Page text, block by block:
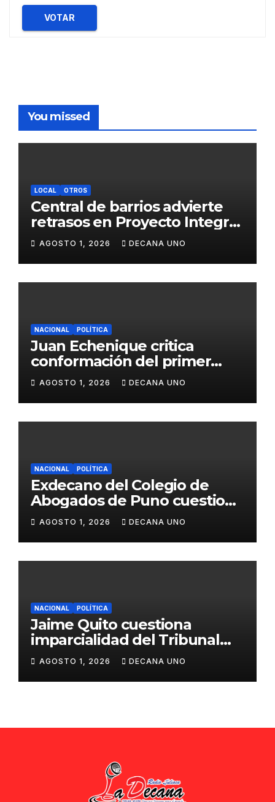
VOTAR
You missed
LOCAL OTROS
Central de barrios advierte
retrasos en Proyecto Integral
de Agua y Alcantarillado para
Juliaca
AGOSTO 1, 2026 DECANA UNO
NACIONAL POLÍTICA
Juan Echenique critica
conformación del primer
gabinete ministerial de Keiko
Fujimori
AGOSTO 1, 2026 DECANA UNO
NACIONAL POLÍTICA
Exdecano del Colegio de
Abogados de Puno cuestiona
propuestas sobre seguridad
ciudadana
AGOSTO 1, 2026 DECANA UNO
NACIONAL POLÍTICA
Jaime Quito cuestiona
imparcialidad del Tribunal
Constitucional tras liberación
de Ollanta Humala
AGOSTO 1, 2026 DECANA UNO